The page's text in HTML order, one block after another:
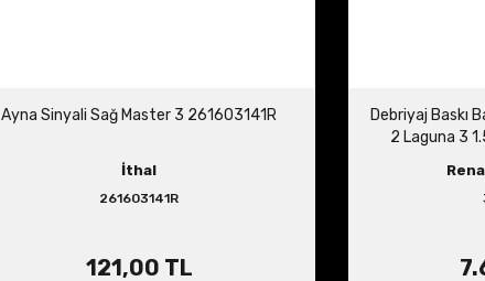
Ayna Sinyali Sağ Master 3 261603141R
İthal
261603141R
121,00 TL
Debriyaj Baskı
2 Laguna 3